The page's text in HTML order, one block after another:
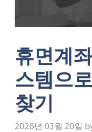
휴면계
스템으
찾기
2026년 03월 20일